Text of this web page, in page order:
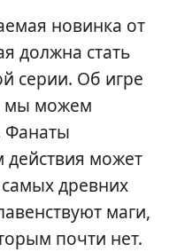
новинка от
должна стать
серии. Об игре
мы можем
Фанаты
действия может
древних
маги,
почти нет.